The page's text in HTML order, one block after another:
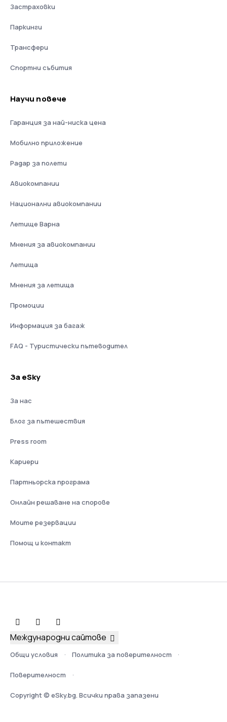
Застраховки
Паркинги
Трансфери
Спортни събития
Научи повече
Гаранция за най-ниска цена
Мобилно приложение
Радар за полети
Авиокомпании
Национални авиокомпании
Летище Варна
Мнения за авиокомпании
Летища
Мнения за летища
Промоции
Информация за багаж
FAQ - Туристически пътеводител
За eSky
За нас
Блог за пътешествия
Press room
Кариери
Партньорска програма
Онлайн решаване на спорове
Моите резервации
Помощ и контакт
Общи условия Политика за поверителност
Поверителност
Copyright © eSky.bg. Всички права запазени
Международни сайтове